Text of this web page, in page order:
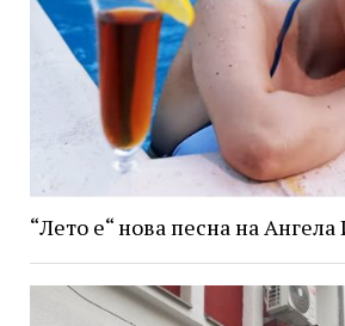
“Лето е“ нова песна на